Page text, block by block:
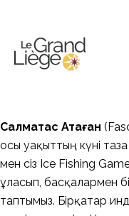
Салмақтас Атаған
осы уақыттың күні
мен сіз Ice Fishing
ұласып, басқалармен
таптымыз. Бірқатар